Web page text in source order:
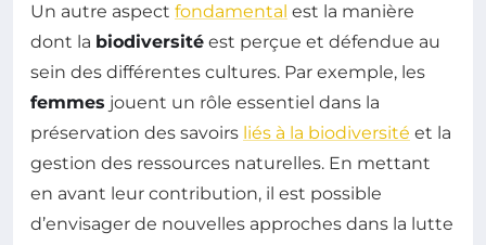
Un autre aspect fondamental est la manière
dont la biodiversité est perçue et défendue au
sein des différentes cultures. Par exemple, les
femmes jouent un rôle essentiel dans la
préservation des savoirs liés à la biodiversité et la
gestion des ressources naturelles. En mettant
en avant leur contribution, il est possible
d’envisager de nouvelles approches dans la lutte